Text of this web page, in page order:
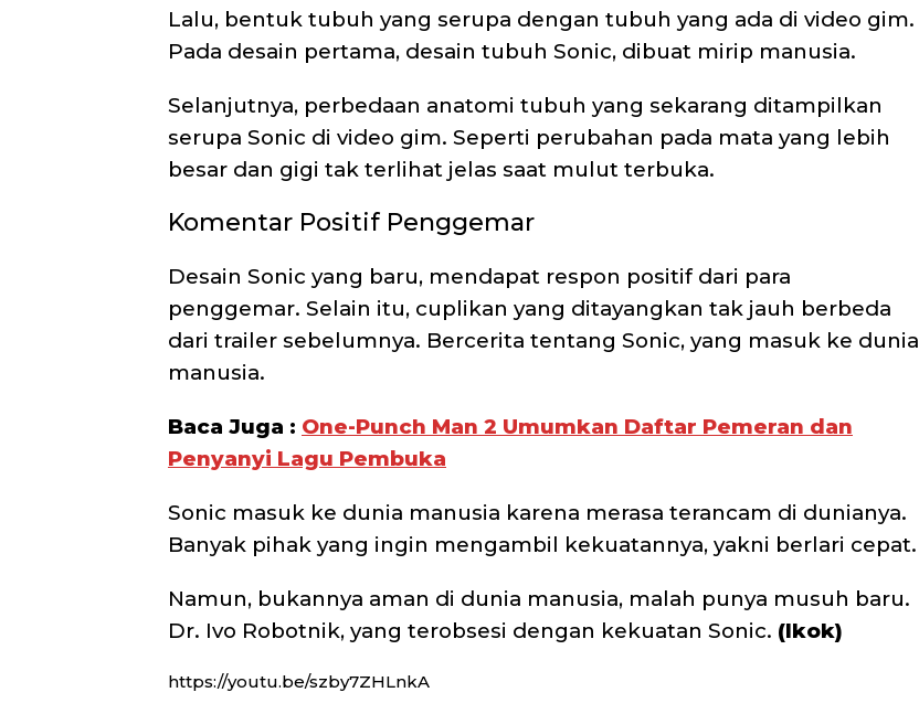
Lalu, bentuk tubuh yang serupa dengan tubuh yang ada di video gim.
Pada desain pertama, desain tubuh Sonic, dibuat mirip manusia.
Selanjutnya, perbedaan anatomi tubuh yang sekarang ditampilkan
serupa Sonic di video gim. Seperti perubahan pada mata yang lebih
besar dan gigi tak terlihat jelas saat mulut terbuka.
Komentar Positif Penggemar
Desain Sonic yang baru, mendapat respon positif dari para
penggemar. Selain itu, cuplikan yang ditayangkan tak jauh berbeda
dari trailer sebelumnya. Bercerita tentang Sonic, yang masuk ke dunia
manusia.
Baca Juga : One-Punch Man 2 Umumkan Daftar Pemeran dan
Penyanyi Lagu Pembuka
Sonic masuk ke dunia manusia karena merasa terancam di dunianya.
Banyak pihak yang ingin mengambil kekuatannya, yakni berlari cepat.
Namun, bukannya aman di dunia manusia, malah punya musuh baru.
Dr. Ivo Robotnik, yang terobsesi dengan kekuatan Sonic. (Ikok)
https://youtu.be/szby7ZHLnkA